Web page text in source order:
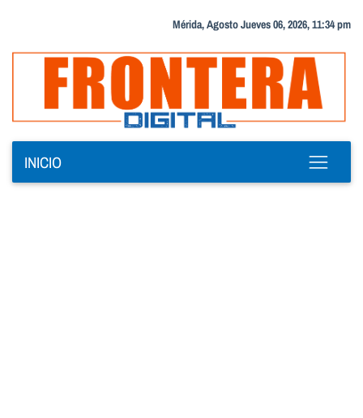
Mérida, Agosto Jueves 06, 2026, 11:34 pm
INICIO